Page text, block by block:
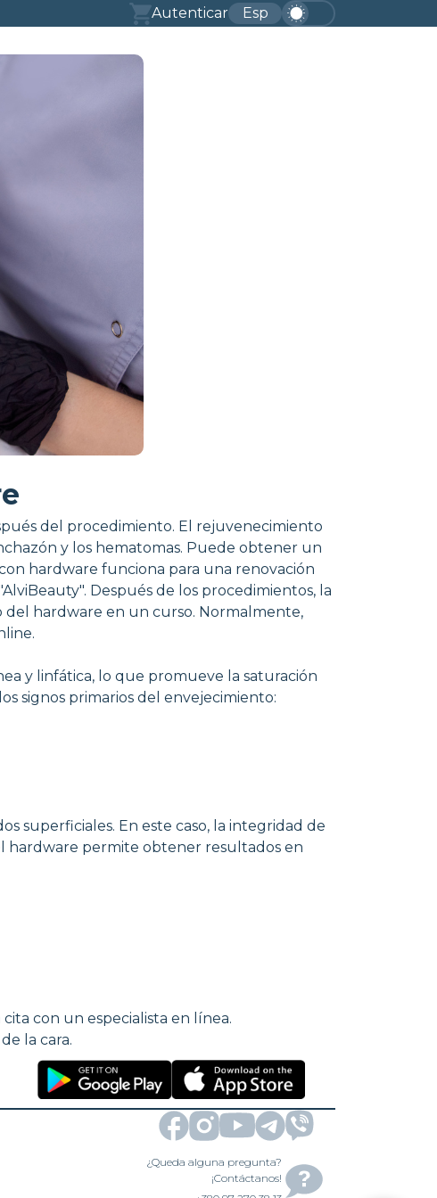
Autenticar Esp
del procedimiento. El rejuvenecimiento
y los hematomas. Puede obtener un
hardware funciona para una renovación
Después de los procedimientos, la
del hardware en un curso. Normalmente,
y linfática, lo que promueve la saturación
signos primarios del envejecimiento:
superficiales. En este caso, la integridad de
hardware permite obtener resultados en
con un especialista en línea.
la cara.
¿Queda alguna pregunta?
¡Contáctanos!